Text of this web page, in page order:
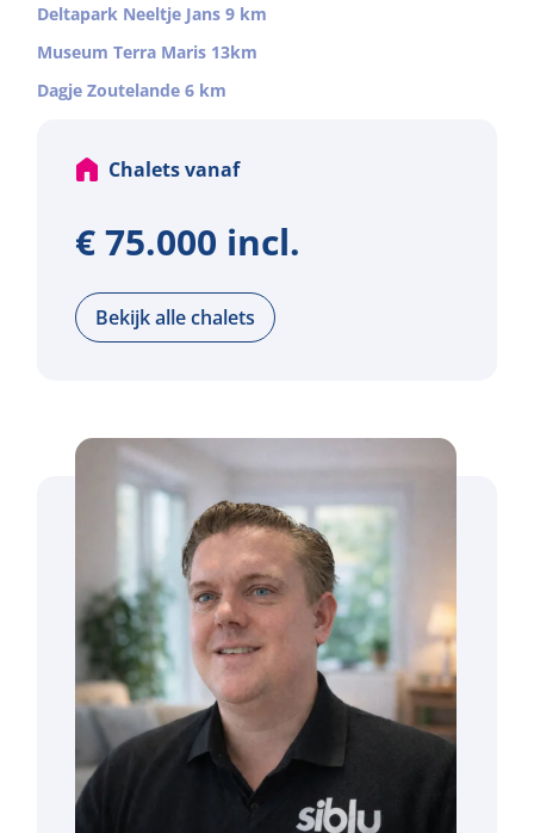
Deltapark Neeltje Jans 9 km
Museum Terra Maris 13km
Dagje Zoutelande 6 km
Chalets vanaf
€ 75.000 incl.
Bekijk alle chalets